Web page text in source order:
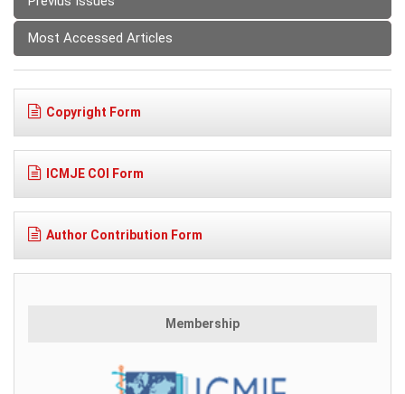
Most Accessed Articles
Copyright Form
ICMJE COI Form
Author Contribution Form
Membership